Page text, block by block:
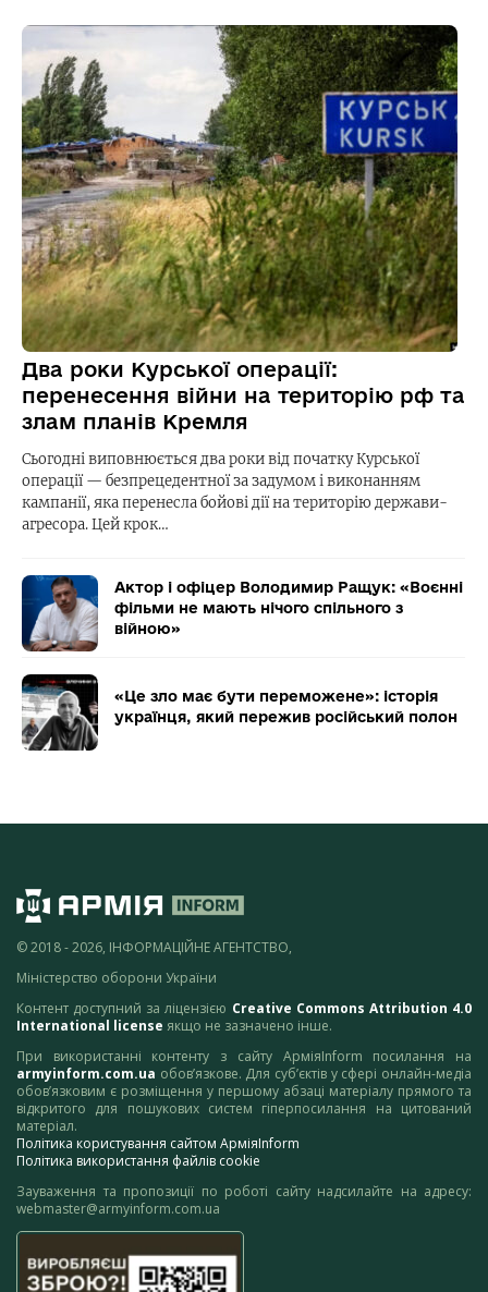
Два роки Курської операції:
перенесення війни на територію рф та
злам планів Кремля
Сьогодні виповнюється два роки від початку Курської
операції — безпрецедентної за задумом і виконанням
кампанії, яка перенесла бойові дії на територію держави-
агресора. Цей крок…
Актор і офіцер Володимир Ращук: «Воєнні
фільми не мають нічого спільного з
війною»
«Це зло має бути переможене»: історія
українця, який пережив російський полон
© 2018 - 2026, ІНФОРМАЦІЙНЕ АГЕНТСТВО,
Міністерство оборони України
Контент доступний за ліцензією Creative Commons Attribution 4.0
International license якщо не зазначено інше.
При використанні контенту з сайту АрміяInform посилання на
armyinform.com.ua обов’язкове. Для суб’єктів у сфері онлайн-медіа
обов’язковим є розміщення у першому абзаці матеріалу прямого та
відкритого для пошукових систем гіперпосилання на цитований
матеріал.
Політика користування сайтом АрміяInform
Політика використання файлів cookie
Зауваження та пропозиції по роботі сайту надсилайте на адресу:
webmaster@armyinform.com.ua